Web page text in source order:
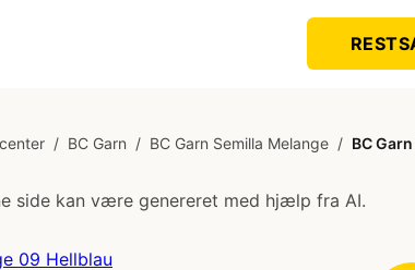
/ BC Garn / BC Garn Semilla Melange / BC
side kan være genereret med hjælp fra AI.